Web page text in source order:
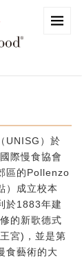
UNISG）於
際慢食協會
區的Pollenzo
）成立校本
於1883年建
的新歌德式
宮)，並是第
食藝術的大